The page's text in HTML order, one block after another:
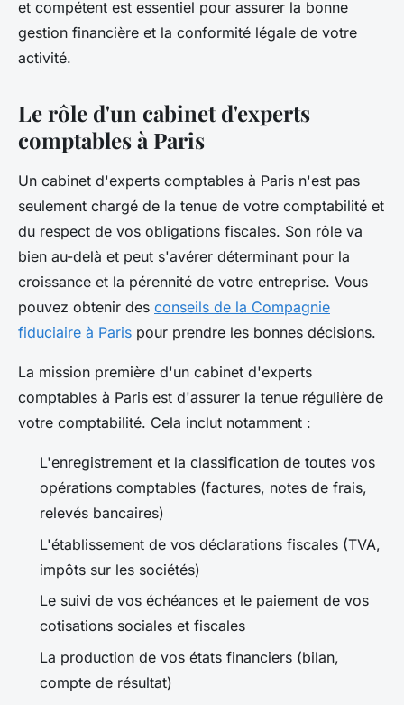
et compétent est essentiel pour assurer la bonne
gestion financière et la conformité légale de votre
activité.
Le rôle d'un cabinet d'experts
comptables à Paris
Un cabinet d'experts comptables à Paris n'est pas
seulement chargé de la tenue de votre comptabilité et
du respect de vos obligations fiscales. Son rôle va
bien au-delà et peut s'avérer déterminant pour la
croissance et la pérennité de votre entreprise. Vous
pouvez obtenir des conseils de la Compagnie
fiduciaire à Paris pour prendre les bonnes décisions.
La mission première d'un cabinet d'experts
comptables à Paris est d'assurer la tenue régulière de
votre comptabilité. Cela inclut notamment :
L'enregistrement et la classification de toutes vos
opérations comptables (factures, notes de frais,
relevés bancaires)
L'établissement de vos déclarations fiscales (TVA,
impôts sur les sociétés)
Le suivi de vos échéances et le paiement de vos
cotisations sociales et fiscales
La production de vos états financiers (bilan,
compte de résultat)